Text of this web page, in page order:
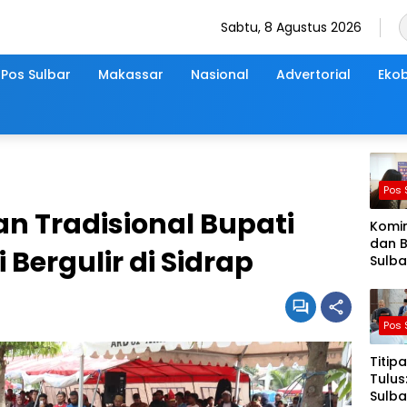
Sabtu, 8 Agustus 2026
Pos Sulbar Makassar Nasional Advertorial
Tradisional Bupati
Bergulir di Sidrap
Pos
dan
2026
Pos